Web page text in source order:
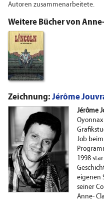
Autoren zusammenarbeitete.
Weitere Bücher von
Zeichnung: Jérôme
Jérôme
Oyonnax
Job
1998
eigenen
seiner
Anne-